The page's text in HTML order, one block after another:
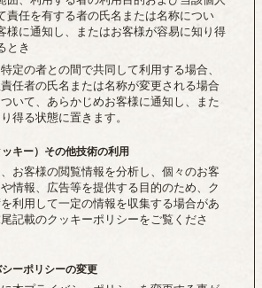
責任を有する者の氏名または名称につい
様に通知し、またはお客様が容易に知り得
とき
定の者との間で共同して利用する場合、
任者の氏名または名称が変更される場合
いて、あらかじめお客様に通知し、また
得る状態に置きます。
キー）その他技術の利用
お客様の閲覧情報を分析し、個々のお客
情報、広告等を提供する目的のため、ク
利用して一定の情報を収集する場合があ
記載のクッキーポリシーをご覧くださ
ーポリシーの変更